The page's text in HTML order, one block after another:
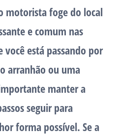
motorista foge do local
e comum nas
você está passando por
arranhão ou uma
manter a
seguir para
forma possível. Se a